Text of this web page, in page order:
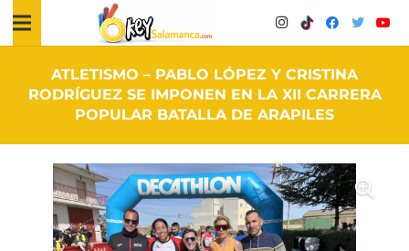
ATLETISMO – PABLO LÓPEZ Y CRISTINA
RODRÍGUEZ SE IMPONEN EN LA XII CARRERA
POPULAR BATALLA DE ARAPILES